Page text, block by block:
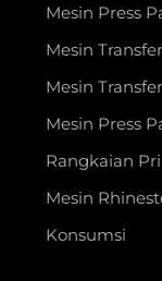
Mesin Press
Mesin
Mesin
Mesin Press
Rangkaian
Mesin
Konsumsi